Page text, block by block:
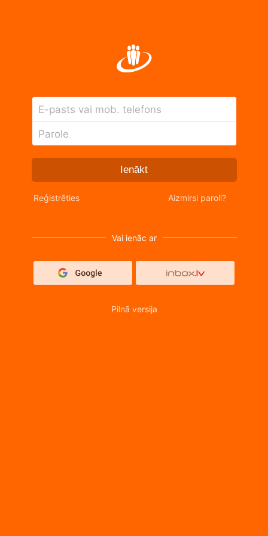
E-pasts vai mob. telefons
Parole
Ienākt
Reģistrēties Aizmirsi paroli?
Vai ienāc ar
Pilnā versija